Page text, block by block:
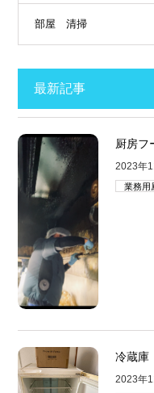
部屋 清掃
最新記事
厨房
2023年
業務用
冷蔵
2023年